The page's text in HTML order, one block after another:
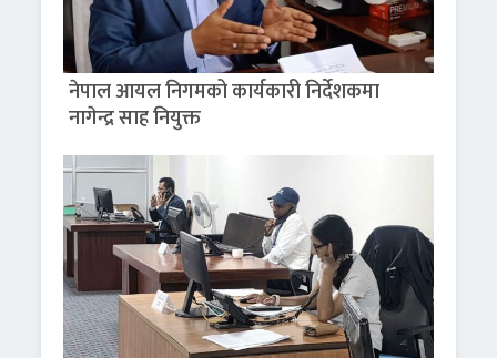
नेपाल आयल निगमको कार्यकारी निर्देशकमा
नागेन्द्र साह नियुक्त